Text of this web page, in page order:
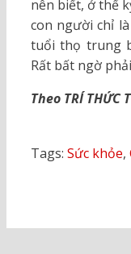
nên biết, ở thế
con người chỉ
tuổi thọ trung
Rất bất ngờ
Theo TRÍ THỨC
Tags: Sức khỏe,